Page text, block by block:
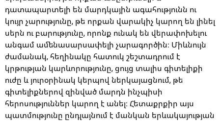
դատապարտելի են մարդկային ագահությունն ու
կույր չարությունը, թե որքան վարակիչ կարող են լինել
սերն ու բարությունը, որոնք ունակ են վերափոխելու
անգամ ամենասարսափելի չարագործին։ Միևնույն
ժամանակ, հեղինակը հատուկ շեշտադրում է
կրթության կարևորությունը, ցույց տալիս գիտելիքի
ուժը և յուրօրինակ կերպով ներկայացնում, թե
գիտելիքներով զինված մարդն ինչպիսի
հերոսություններ կարող է անել։ Հետաքրքիր այս
պատմությունը ընդլայնում է մանկան երևակայության